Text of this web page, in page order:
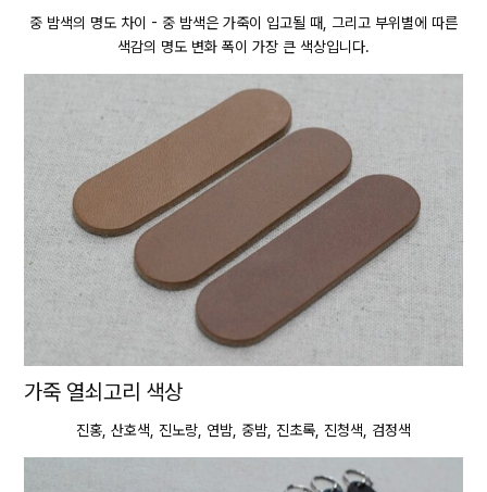
중 밤색의 명도 차이 - 중 밤색은 가죽이 입고될 때, 그리고 부위별에 따른
색감의 명도 변화 폭이 가장 큰 색상입니다.
가죽 열쇠고리 색상
진홍, 산호색, 진노랑, 연밤, 중밤, 진초록, 진청색, 검정색